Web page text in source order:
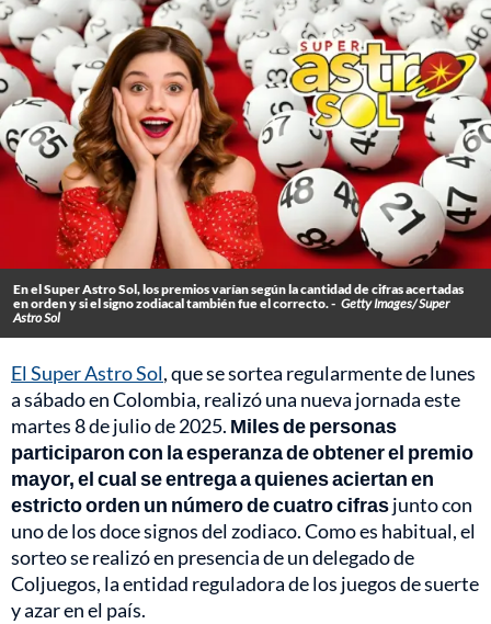
En el Super Astro Sol, los premios varían según la cantidad de cifras acertadas
en orden y si el signo zodiacal también fue el correcto. - Getty Images/ Super
Astro Sol
El Super Astro Sol, que se sortea regularmente de lunes
a sábado en Colombia, realizó una nueva jornada este
martes 8 de julio de 2025. Miles de personas
participaron con la esperanza de obtener el premio
mayor, el cual se entrega a quienes aciertan en
estricto orden un número de cuatro cifrasjunto con
uno de los doce signos del zodiaco. Como es habitual, el
sorteo se realizó en presencia de un delegado de
Coljuegos, la entidad reguladora de los juegos de suerte
y azar en el país.